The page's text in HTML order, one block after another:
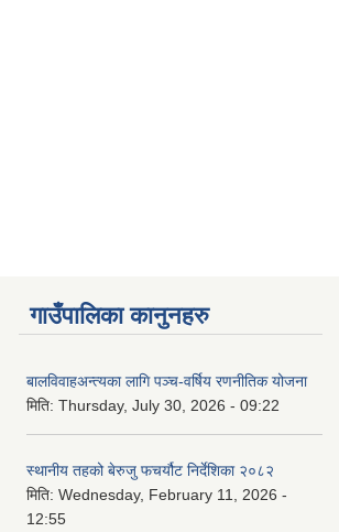
गाउँपालिका कानुनहरु
बालविवाहअन्त्यका लागि पञ्च-वर्षिय रणनीतिक योजना
मिति: Thursday, July 30, 2026 - 09:22
स्थानीय तहको बेरुजु फचर्यौट निर्देशिका २०८२
मिति: Wednesday, February 11, 2026 -
12:55